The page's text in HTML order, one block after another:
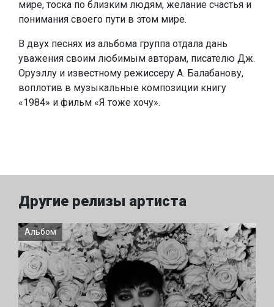
мире, тоска по близким людям, желание счастья и
понимания своего пути в этом мире.
В двух песнях из альбома группа отдала дань
уважения своим любимым авторам, писателю Дж.
Оруэллу и известному режиссеру А. Балабанову,
воплотив в музыкальные композиции книгу
«1984» и фильм «Я тоже хочу».
Другие релизы артиста
Альбом